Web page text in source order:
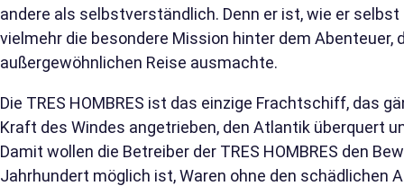
andere als selbstverständlich. Denn er ist, wie er
vielmehr die besondere Mission hinter dem Abenteuer,
außergewöhnlichen Reise ausmachte.
Die TRES HOMBRES ist das einzige Frachtschiff, das
Kraft des Windes angetrieben, den Atlantik überquert
Damit wollen die Betreiber der TRES HOMBRES den
Jahrhundert möglich ist, Waren ohne den schädlichen